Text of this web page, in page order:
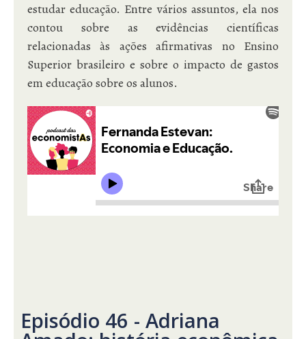
estudar educação. Entre vários assuntos, ela nos
contou sobre as evidências científicas
relacionadas às ações afirmativas no Ensino
Superior brasileiro e sobre o impacto de gastos
em educação sobre os alunos.
Episódio 46 - Adriana